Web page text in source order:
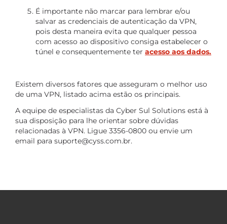
É importante não marcar para lembrar e/ou
salvar as credenciais de autenticação da VPN,
pois desta maneira evita que qualquer pessoa
com acesso ao dispositivo consiga estabelecer o
túnel e consequentemente ter acesso aos dados.
Existem diversos fatores que asseguram o melhor uso
de uma VPN, listado acima estão os principais.
A equipe de especialistas da Cyber Sul Solutions está à
sua disposição para lhe orientar sobre dúvidas
relacionadas à VPN. Ligue 3356-0800 ou envie um
email para suporte@cyss.com.br.